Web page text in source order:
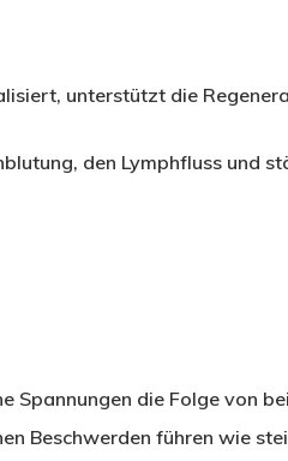
unterstützt die
den Lymphfluss und
Spannungen die Folge von
Beschwerden führen wie